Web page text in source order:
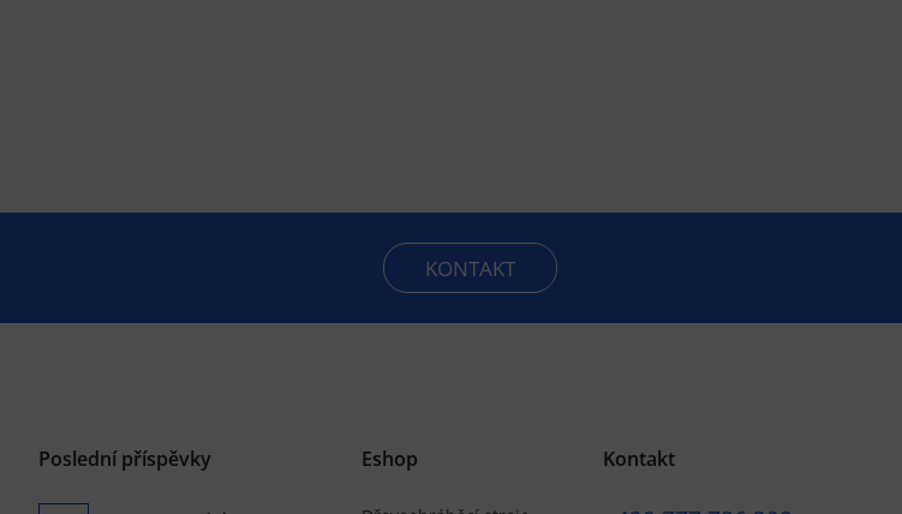
KONTAKT
Poslední příspěvky Eshop Kontakt